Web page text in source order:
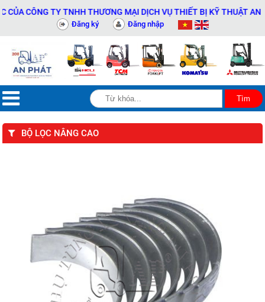
CÔNG TY TNHH THƯƠNG MẠI DỊCH VỤ THIẾT BỊ KỸ THUẬT AN
Đăng ký Đăng nhập
BỘ LỌC NÂNG CAO